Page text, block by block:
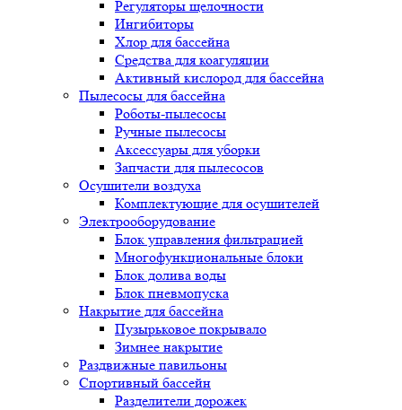
Регуляторы щелочности
Ингибиторы
Хлор для бассейна
Средства для коагуляции
Активный кислород для бассейна
Пылесосы для бассейна
Роботы-пылесосы
Ручные пылесосы
Аксессуары для уборки
Запчасти для пылесосов
Осушители воздуха
Комплектующие для осушителей
Электрооборудование
Блок управления фильтрацией
Многофункциональные блоки
Блок долива воды
Блок пневмопуска
Накрытие для бассейна
Пузырьковое покрывало
Зимнее накрытие
Раздвижные павильоны
Спортивный бассейн
Разделители дорожек